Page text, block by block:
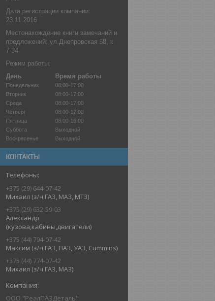
Дата регистрации компании:
23.11.2016
Местонахождение книги замечаний и
предложений: ул.Днепровская 58, к.
7-34
Режим работы:
День
Время работы
Понедельник
08:00-17:00
Вторник
08:00-17:00
Среда
08:00-17:00
Четверг
08:00-17:00
Пятница
08:00-16:00
Суббота
Выходной
Воскресенье
Выходной
КОНТАКТЫ
+375 (29) 644-07-42
Михаил (з/ч ГАЗ, МАЗ, МТЗ)
+375 (29) 632-59-03
Александр
(кузова,кабины,двигатели)
+375 (44) 794-07-42
Максим (з/ч ГАЗ, ПАЗ, УАЗ, Cummins)
+375 (44) 774-07-42
Михаил (з/ч ГАЗ, МАЗ)
ООО "РеалПАЗДеталь"